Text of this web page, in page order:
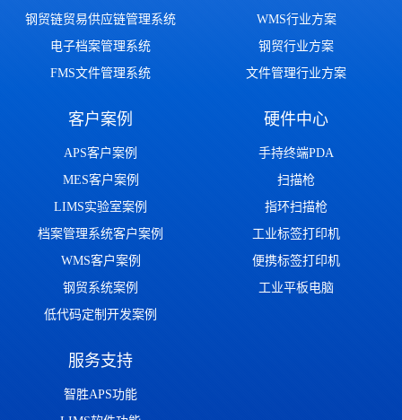
钢贸链贸易供应链管理系统
电子档案管理系统
FMS文件管理系统
WMS行业方案
钢贸行业方案
文件管理行业方案
客户案例
APS客户案例
MES客户案例
LIMS实验室案例
档案管理系统客户案例
WMS客户案例
钢贸系统案例
低代码定制开发案例
硬件中心
手持终端PDA
扫描枪
指环扫描枪
工业标签打印机
便携标签打印机
工业平板电脑
服务支持
智胜APS功能